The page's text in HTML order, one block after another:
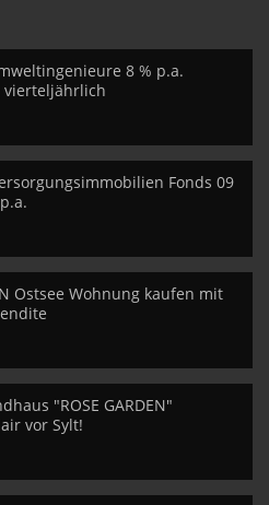
8 % p.a.
vierteljährlich
Fonds 09
Ostsee Wohnung kaufen mit
"ROSE GARDEN"
vor Sylt!